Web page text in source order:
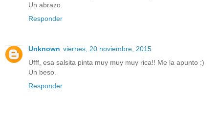
Un abrazo.
Responder
Unknown viernes, 20 noviembre, 2015
Ufff, esa salsita pinta muy muy muy rica!! Me la apunto :)
Un beso.
Responder